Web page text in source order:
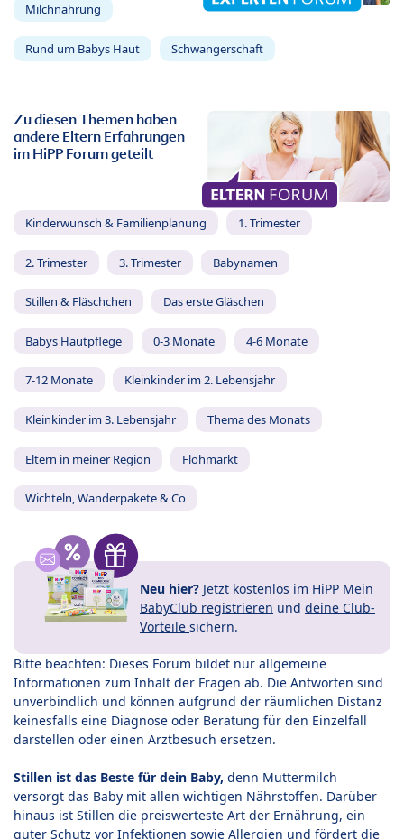
Milchnahrung
Rund um Babys Haut Schwangerschaft
Zu diesen Themen haben
andere Eltern Erfahrungen
im HiPP Forum geteilt
Kinderwunsch & Familienplanung 1. Trimester
2. Trimester 3. Trimester Babynamen
Stillen & Fläschchen Das erste Gläschen
Babys Hautpflege 0-3 Monate 4-6 Monate
7-12 Monate Kleinkinder im 2. Lebensjahr
Kleinkinder im 3. Lebensjahr Thema des Monats
Eltern in meiner Region Flohmarkt
Wichteln, Wanderpakete & Co
Neu hier? Jetzt kostenlos im HiPP Mein
BabyClub registrieren und deine Club-
Vorteile sichern.
Bitte beachten: Dieses Forum bildet nur allgemeine
Informationen zum Inhalt der Fragen ab. Die Antworten sind
unverbindlich und können aufgrund der räumlichen Distanz
keinesfalls eine Diagnose oder Beratung für den Einzelfall
darstellen oder einen Arztbesuch ersetzen.
Stillen ist das Beste für dein Baby, denn Muttermilch
versorgt das Baby mit allen wichtigen Nährstoffen. Darüber
hinaus ist Stillen die preiswerteste Art der Ernährung, ein
guter Schutz vor Infektionen sowie Allergien und fördert die